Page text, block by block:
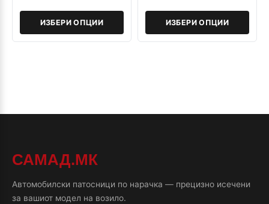
ИЗБЕРИ ОПЦИИ ИЗБЕРИ ОПЦИИ
САМАД.МК
Автомобилски патосници по нарачка — прецизно исечени
за вашиот модел на возило.